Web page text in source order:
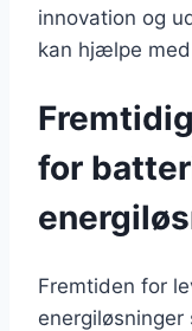
innovation og
kan hjælpe
for
Fremtiden for